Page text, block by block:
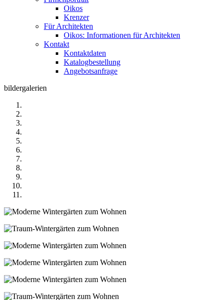
Oikos
Krenzer
Für Architekten
Oikos: Informationen für Architekten
Kontakt
Kontaktdaten
Katalogbestellung
Angebotsanfrage
bildergalerien